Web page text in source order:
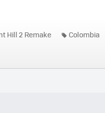
Hill 2 Remake Colombia